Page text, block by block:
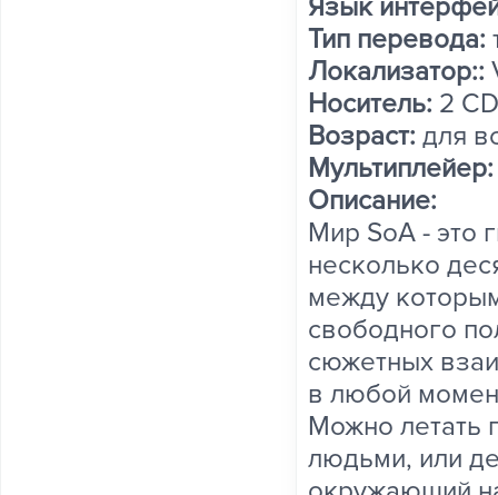
Язык
Тип перевода:
Локализатор::
Носитель: 2
Возраст: для
Мультиплейер:
Описание:
Мир SoA - это
несколько
между
свободного
сюжетных
в любой
Можно летать
людьми, или